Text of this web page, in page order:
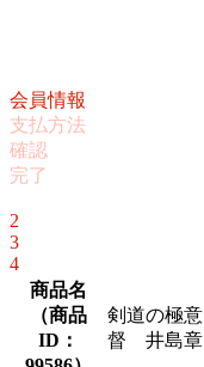
会員情報
支払方法
確認
完了
2
3
4
商品名
（商品
ID：
剣道の極
督 井島章